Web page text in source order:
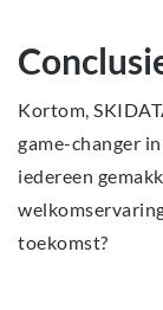
Kortom,
game-changer
iedereen
toekomst?